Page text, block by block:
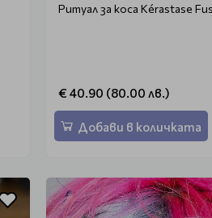
Ритуал за коса Kérastase
€ 40.90 (80.00 лв.)
Добави в количката